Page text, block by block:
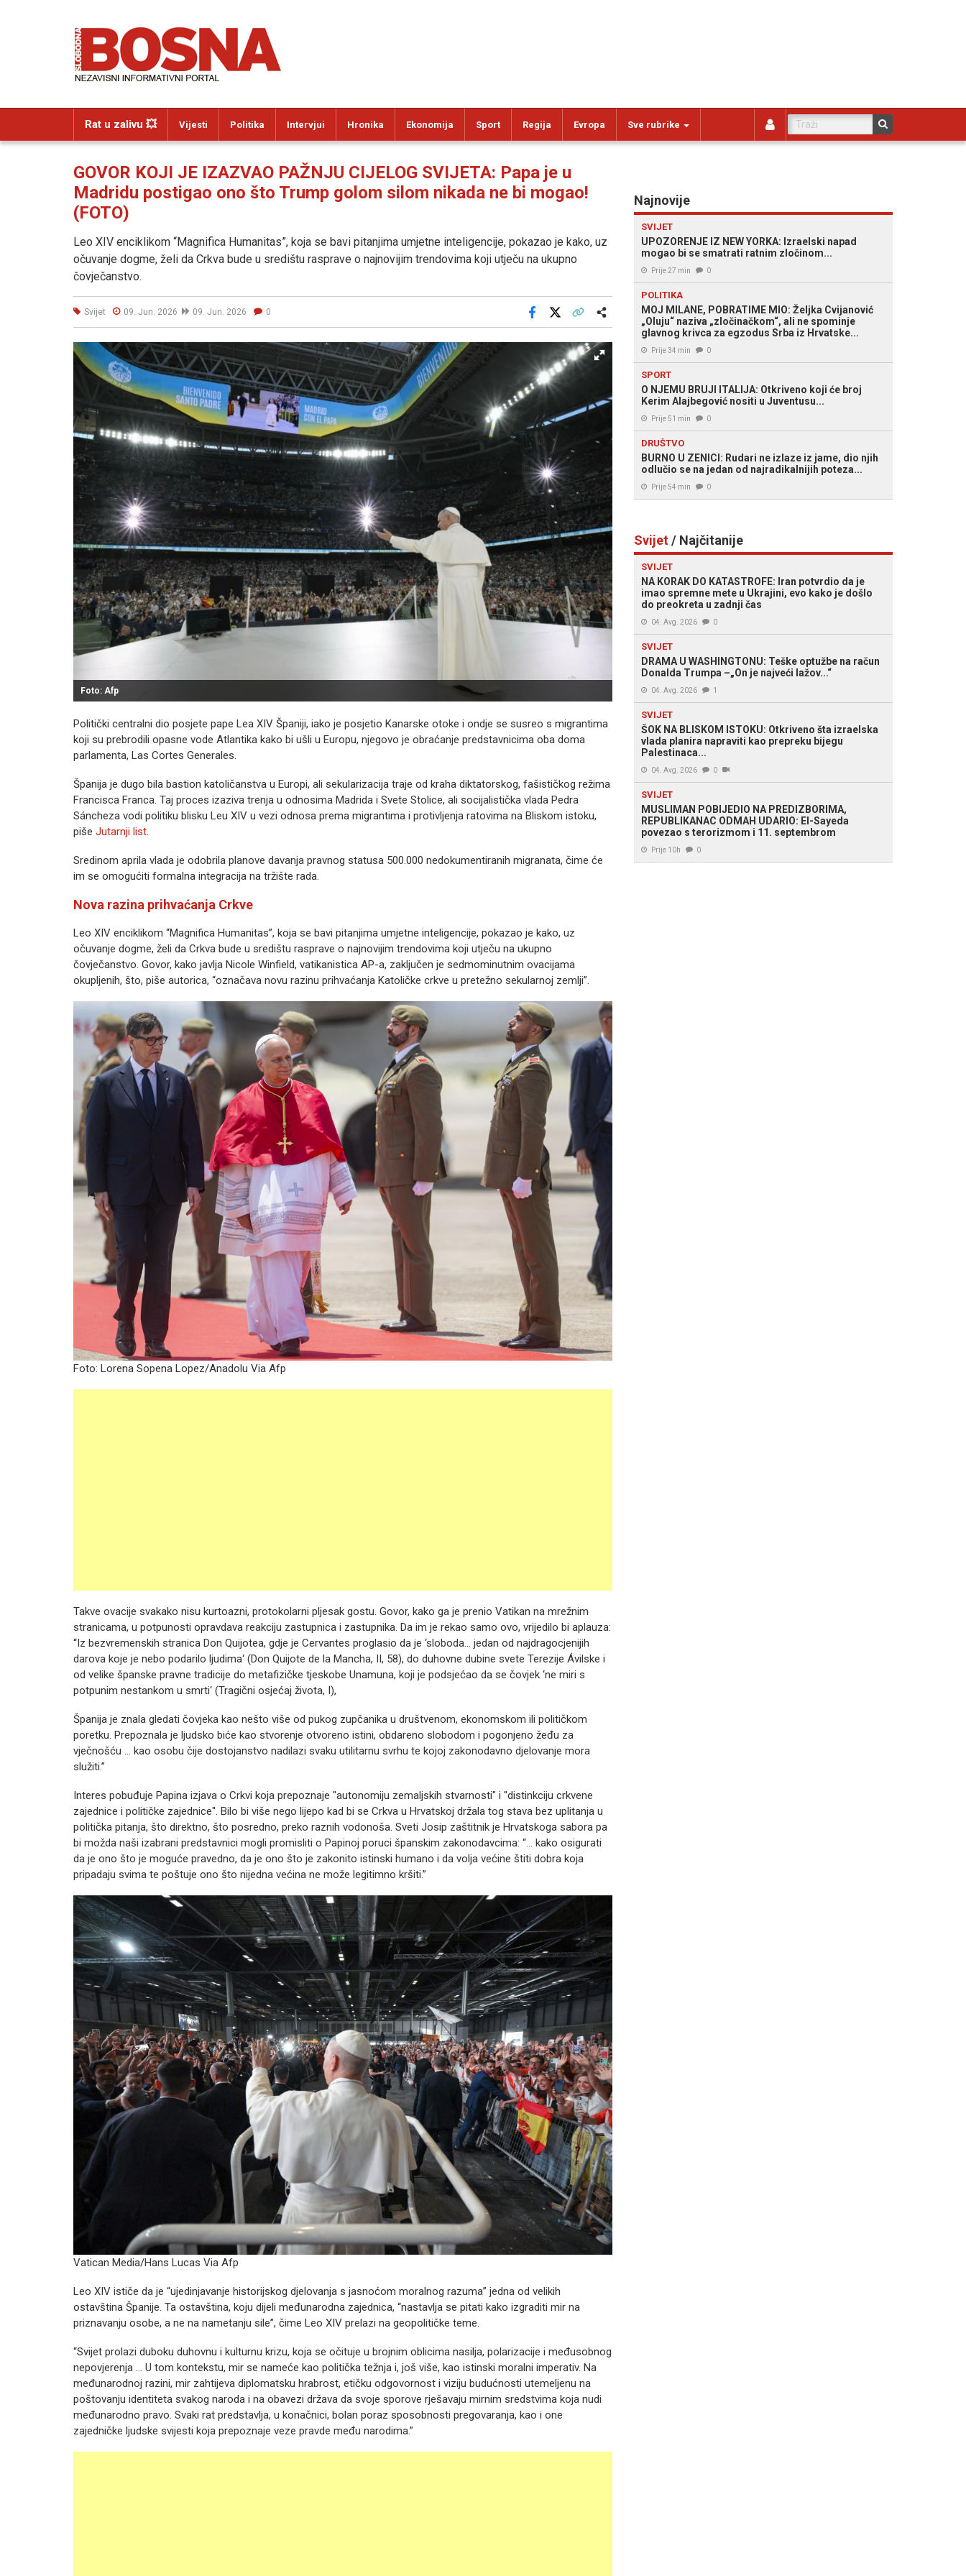
Rat u zalivu 💥 Vijesti Politika Intervjui Hronika Ekonomija Sport Regija Evropa Sve rubrike
GOVOR KOJI JE IZAZVAO PAŽNJU CIJELOG SVIJETA: Papa je u
Madridu postigao ono što Trump golom silom nikada ne bi mogao!
(FOTO)
Leo XIV enciklikom “Magnifica Humanitas”, koja se bavi pitanjima umjetne inteligencije, pokazao je kako, uz
očuvanje dogme, želi da Crkva bude u središtu rasprave o najnovijim trendovima koji utječu na ukupno
čovječanstvo.
Svijet 09. Jun. 2026 09. Jun. 2026 0
Facebook
Foto: Afp
Politički centralni dio posjete pape Lea XIV Španiji, iako je posjetio Kanarske otoke i ondje se susreo s migrantima
koji su prebrodili opasne vode Atlantika kako bi ušli u Europu, njegovo je obraćanje predstavnicima oba doma
parlamenta, Las Cortes Generales.
Španija je dugo bila bastion katoličanstva u Europi, ali sekularizacija traje od kraha diktatorskog, fašističkog režima
Francisca Franca. Taj proces izaziva trenja u odnosima Madrida i Svete Stolice, ali socijalistička vlada Pedra
Sáncheza vodi politiku blisku Leu XIV u vezi odnosa prema migrantima i protivljenja ratovima na Bliskom istoku,
piše Jutarnji list.
Sredinom aprila vlada je odobrila planove davanja pravnog statusa 500.000 nedokumentiranih migranata, čime će
im se omogućiti formalna integracija na tržište rada.
Nova razina prihvaćanja Crkve
Leo XIV enciklikom “Magnifica Humanitas”, koja se bavi pitanjima umjetne inteligencije, pokazao je kako, uz
očuvanje dogme, želi da Crkva bude u središtu rasprave o najnovijim trendovima koji utječu na ukupno
čovječanstvo. Govor, kako javlja Nicole Winfield, vatikanistica AP-a, zaključen je sedmominutnim ovacijama
okupljenih, što, piše autorica, “označava novu razinu prihvaćanja Katoličke crkve u pretežno sekularnoj zemlji”.
Foto: Lorena Sopena Lopez/Anadolu Via Afp
Takve ovacije svakako nisu kurtoazni, protokolarni pljesak gostu. Govor, kako ga je prenio Vatikan na mrežnim
stranicama, u potpunosti opravdava reakciju zastupnica i zastupnika. Da im je rekao samo ovo, vrijedilo bi aplauza:
“Iz bezvremenskih stranica Don Quijotea, gdje je Cervantes proglasio da je ‘sloboda… jedan od najdragocjenijih
darova koje je nebo podarilo ljudima‘ (Don Quijote de la Mancha, II, 58), do duhovne dubine svete Terezije Ávilske i
od velike španske pravne tradicije do metafizičke tjeskobe Unamuna, koji je podsjećao da se čovjek ‘ne miri s
potpunim nestankom u smrti‘ (Tragični osjećaj života, I),
Španija je znala gledati čovjeka kao nešto više od pukog zupčanika u društvenom, ekonomskom ili političkom
poretku. Prepoznala je ljudsko biće kao stvorenje otvoreno istini, obdareno slobodom i pogonjeno žeđu za
vječnošću … kao osobu čije dostojanstvo nadilazi svaku utilitarnu svrhu te kojoj zakonodavno djelovanje mora
služiti.”
Interes pobuđuje Papina izjava o Crkvi koja prepoznaje "autonomiju zemaljskih stvarnosti" i "distinkciju crkvene
zajednice i političke zajednice". Bilo bi više nego lijepo kad bi se Crkva u Hrvatskoj držala tog stava bez uplitanja u
politička pitanja, što direktno, što posredno, preko raznih vodonoša. Sveti Josip zaštitnik je Hrvatskoga sabora pa
bi možda naši izabrani predstavnici mogli promisliti o Papinoj poruci španskim zakonodavcima: “… kako osigurati
da je ono što je moguće pravedno, da je ono što je zakonito istinski humano i da volja većine štiti dobra koja
pripadaju svima te poštuje ono što nijedna većina ne može legitimno kršiti.”
Vatican Media/Hans Lucas Via Afp
Leo XIV ističe da je “ujedinjavanje historijskog djelovanja s jasnoćom moralnog razuma” jedna od velikih
ostavština Španije. Ta ostavština, koju dijeli međunarodna zajednica, “nastavlja se pitati kako izgraditi mir na
priznavanju osobe, a ne na nametanju sile”, čime Leo XIV prelazi na geopolitičke teme.
“Svijet prolazi duboku duhovnu i kulturnu krizu, koja se očituje u brojnim oblicima nasilja, polarizacije i međusobnog
nepovjerenja … U tom kontekstu, mir se nameće kao politička težnja i, još više, kao istinski moralni imperativ. Na
međunarodnoj razini, mir zahtijeva diplomatsku hrabrost, etičku odgovornost i viziju budućnosti utemeljenu na
poštovanju identiteta svakog naroda i na obavezi država da svoje sporove rješavaju mirnim sredstvima koja nudi
međunarodno pravo. Svaki rat predstavlja, u konačnici, bolan poraz sposobnosti pregovaranja, kao i one
zajedničke ljudske svijesti koja prepoznaje veze pravde među narodima.”
Najnovije
SVIJET
UPOZORENJE IZ NEW YORKA: Izraelski napad
mogao bi se smatrati ratnim zločinom...
Prije 27 min 0
POLITIKA
MOJ MILANE, POBRATIME MIO: Željka Cvijanović
„Oluju“ naziva „zločinačkom“, ali ne spominje
glavnog krivca za egzodus Srba iz Hrvatske...
Prije 34 min 0
SPORT
O NJEMU BRUJI ITALIJA: Otkriveno koji će broj
Kerim Alajbegović nositi u Juventusu...
Prije 51 min 0
DRUŠTVO
BURNO U ZENICI: Rudari ne izlaze iz jame, dio njih
odlučio se na jedan od najradikalnijih poteza...
Prije 54 min 0
Svijet/ Najčitanije
SVIJET
NA KORAK DO KATASTROFE: Iran potvrdio da je
imao spremne mete u Ukrajini, evo kako je došlo
do preokreta u zadnji čas
04. Avg. 2026 0
SVIJET
DRAMA U WASHINGTONU: Teške optužbe na račun
Donalda Trumpa –„On je najveći lažov...“
04. Avg. 2026 1
SVIJET
ŠOK NA BLISKOM ISTOKU: Otkriveno šta izraelska
vlada planira napraviti kao prepreku bijegu
Palestinaca...
04. Avg. 2026 0
SVIJET
MUSLIMAN POBIJEDIO NA PREDIZBORIMA,
REPUBLIKANAC ODMAH UDARIO: El-Sayeda
povezao s terorizmom i 11. septembrom
Prije 10h 0